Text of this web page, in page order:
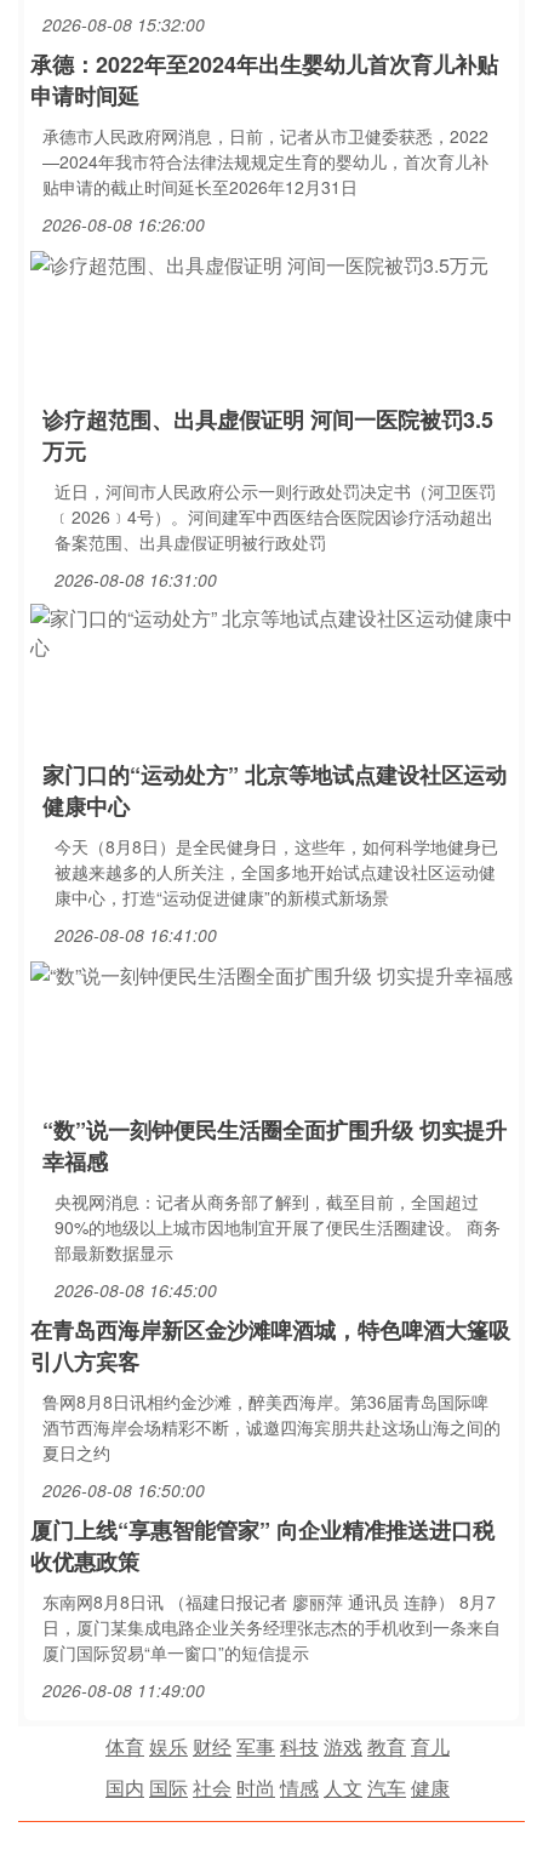
2026-08-08 15:32:00
承德：2022年至2024年出生婴幼儿首次育儿补贴
申请时间延
承德市人民政府网消息，日前，记者从市卫健委获悉，2022
—2024年我市符合法律法规规定生育的婴幼儿，首次育儿补
贴申请的截止时间延长至2026年12月31日
2026-08-08 16:26:00
诊疗超范围、出具虚假证明 河间一医院被罚3.5
万元
近日，河间市人民政府公示一则行政处罚决定书（河卫医罚
﹝2026﹞4号）。河间建军中西医结合医院因诊疗活动超出
备案范围、出具虚假证明被行政处罚
2026-08-08 16:31:00
家门口的“运动处方” 北京等地试点建设社区运动
健康中心
今天（8月8日）是全民健身日，这些年，如何科学地健身已
被越来越多的人所关注，全国多地开始试点建设社区运动健
康中心，打造“运动促进健康”的新模式新场景
2026-08-08 16:41:00
“数”说一刻钟便民生活圈全面扩围升级 切实提升
幸福感
央视网消息：记者从商务部了解到，截至目前，全国超过
90%的地级以上城市因地制宜开展了便民生活圈建设。 商务
部最新数据显示
2026-08-08 16:45:00
在青岛西海岸新区金沙滩啤酒城，特色啤酒大篷吸
引八方宾客
鲁网8月8日讯相约金沙滩，醉美西海岸。第36届青岛国际啤
酒节西海岸会场精彩不断，诚邀四海宾朋共赴这场山海之间的
夏日之约
2026-08-08 16:50:00
厦门上线“享惠智能管家” 向企业精准推送进口税
收优惠政策
东南网8月8日讯 （福建日报记者 廖丽萍 通讯员 连静） 8月7
日，厦门某集成电路企业关务经理张志杰的手机收到一条来自
厦门国际贸易“单一窗口”的短信提示
2026-08-08 11:49:00
体育娱乐 财经军事科技游戏教育育儿
国内 国际社会 时尚 情感 人文 汽车健康